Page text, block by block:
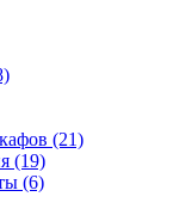
(21)
(19)
(6)